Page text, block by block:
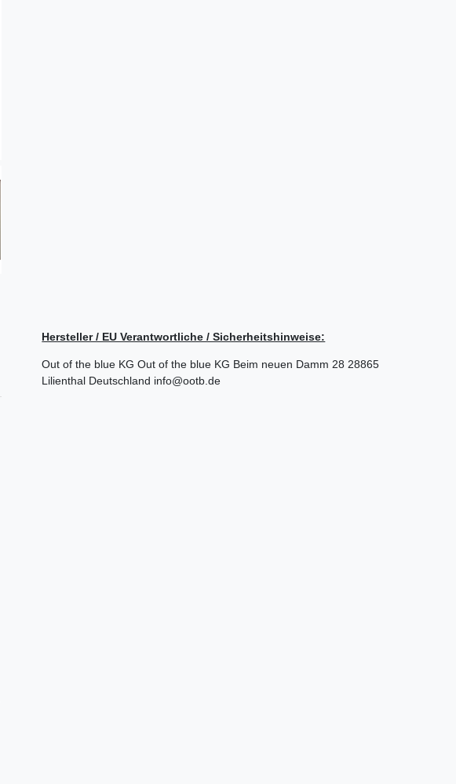
Hersteller / EU Verantwortliche / Sicherheitshinweise:
Out of the blue KG Out of the blue KG Beim neuen Damm 28 28865
Lilienthal Deutschland info@ootb.de